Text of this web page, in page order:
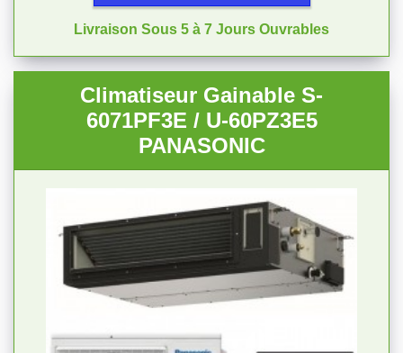
Livraison Sous 5 à 7 Jours Ouvrables
Climatiseur Gainable S-
6071PF3E / U-60PZ3E5
PANASONIC